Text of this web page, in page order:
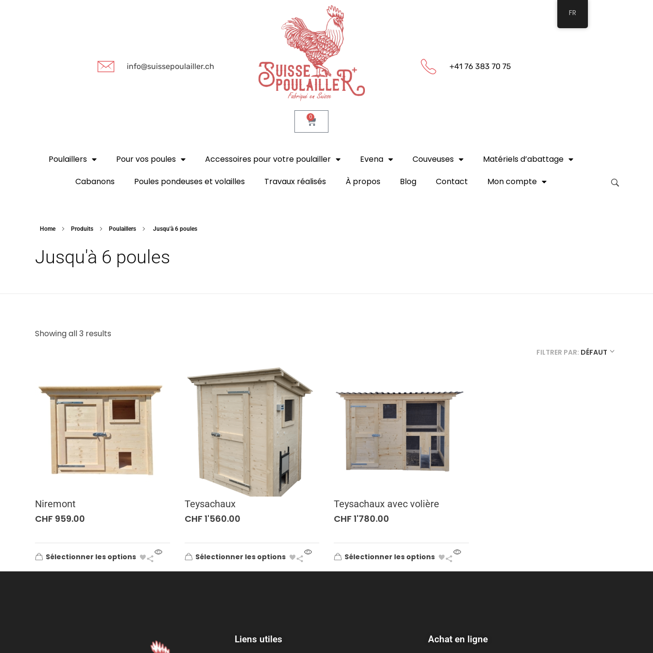
info@suissepoulailler.ch
0
+41 76 383 70 75
Poulaillers Pour vos poules Accessoires pour votre poulailler Evena Couveuses
Matériels d’abattage
Cabanons
Poules pondeuses et volailles Travaux réalisés À propos Blog Contact Mon compte
Home Produits Poulaillers Jusqu'à 6 poules
Jusqu'à 6 poules
Showing all 3 results
FILTRER PAR: DÉFAUT
Niremont
CHF 959.00
Sélectionner les options
Teysachaux
CHF 1'560.00
Sélectionner les options
Teysachaux avec volière
CHF 1'780.00
Sélectionner les options
Liens utiles Achat en ligne
FR